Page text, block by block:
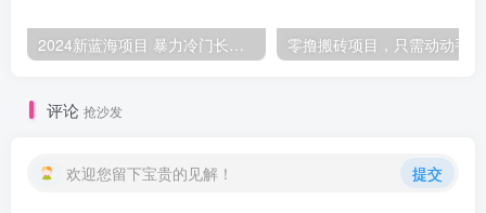
评论 抢沙发
欢迎您留下宝贵的见解！ 提交